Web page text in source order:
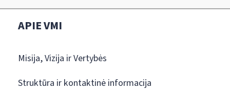
APIE VMI
Misija, Vizija ir Vertybės
Struktūra ir kontaktinė informacija